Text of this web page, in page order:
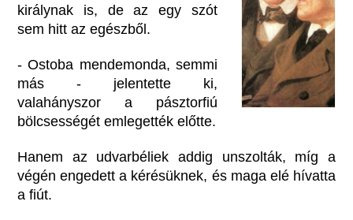
királynak is, de az egy szót
sem hitt az egészből.
- Ostoba mendemonda, semmi
más - jelentette ki,
valahányszor a pásztorfiú
bölcsességét emlegették előtte.
Hanem az udvarbéliek addig unszolták, míg a
végén engedett a kérésüknek, és maga elé hívatta
a fiút.